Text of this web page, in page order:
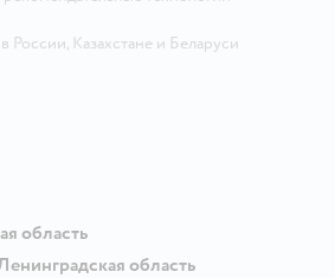
России, Казахстанеи Беларуси
область
область